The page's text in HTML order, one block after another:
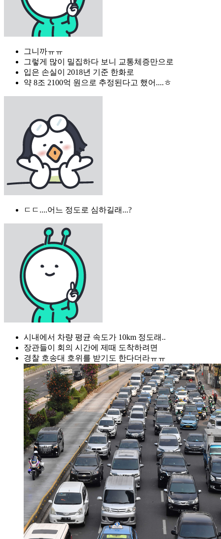
그니까ㅠㅠ
그렇게 많이 밀집하다 보니 교통체증만으로
입은 손실이 2018년 기준 한화로
약 8조 2100억 원으로 추정된다고 했어....ㅎ
ㄷㄷ....어느 정도로 심하길래...?
시내에서 차량 평균 속도가 10km 정도래..
장관들이 회의 시간에 제때 도착하려면
경찰 호송대 호위를 받기도 한다더라ㅠㅠ